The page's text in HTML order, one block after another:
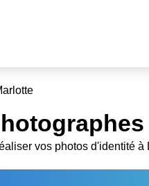
vos photos d'identité à